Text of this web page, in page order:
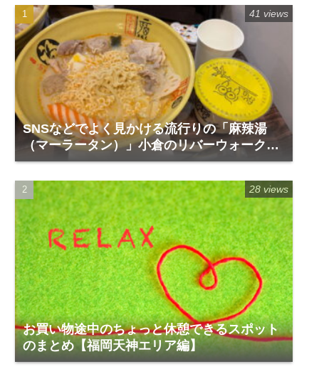
SNSなどでよく見かける流行りの「麻辣湯
（マーラータン）」小倉のリバーウォーク1
階「福恩麻辣湯」
41 views
お買い物途中のちょっと休憩できるスポット
のまとめ【福岡天神エリア編】
28 views